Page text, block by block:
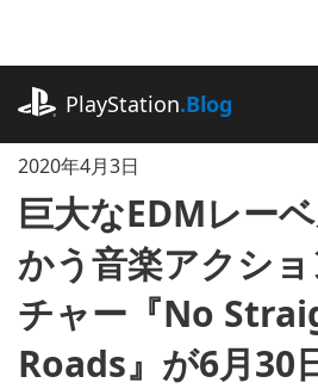
に
ッ
PlayStation.Blog
2020年4月3日
巨大なEDMレー
かう音楽アクシ
チャー『No
Roads』が6月30